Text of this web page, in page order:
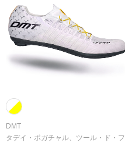
DMT
タデイ・ポガチャル、ツール・ド・フ